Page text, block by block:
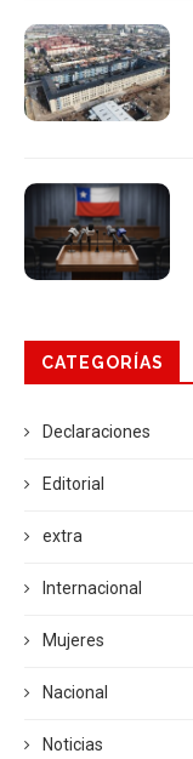
CATEGORÍAS
Declaraciones
Editorial
extra
Internacional
Mujeres
Nacional
Noticias